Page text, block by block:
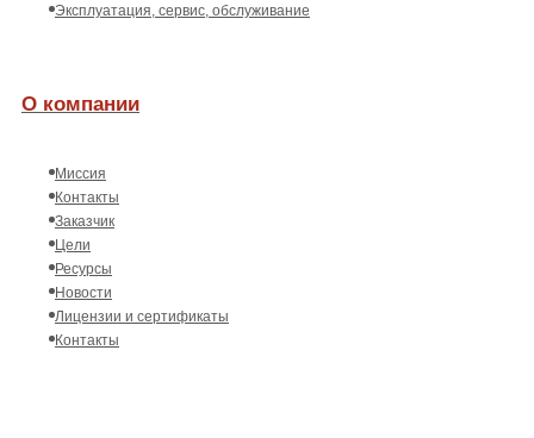
Эксплуатация, сервис, обслуживание
О компании
Миссия
Контакты
Заказчик
Цели
Ресурсы
Новости
Лицензии и сертификаты
Контакты